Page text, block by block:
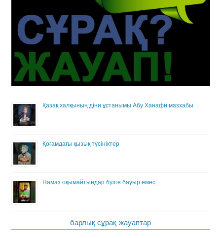
Қазақ халқының діни ұстанымы Абу Ханафи мазхабы
Қоғамдағы қызық түсініктер
Намаз оқымайтындар бузге бауыр емес
барлық сұрақ-жауаптар